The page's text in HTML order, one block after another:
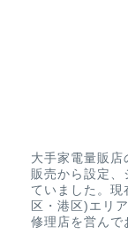
大手家電量販
販売から設定、
ていました。現
区・港区)エリ
修理店を営んで